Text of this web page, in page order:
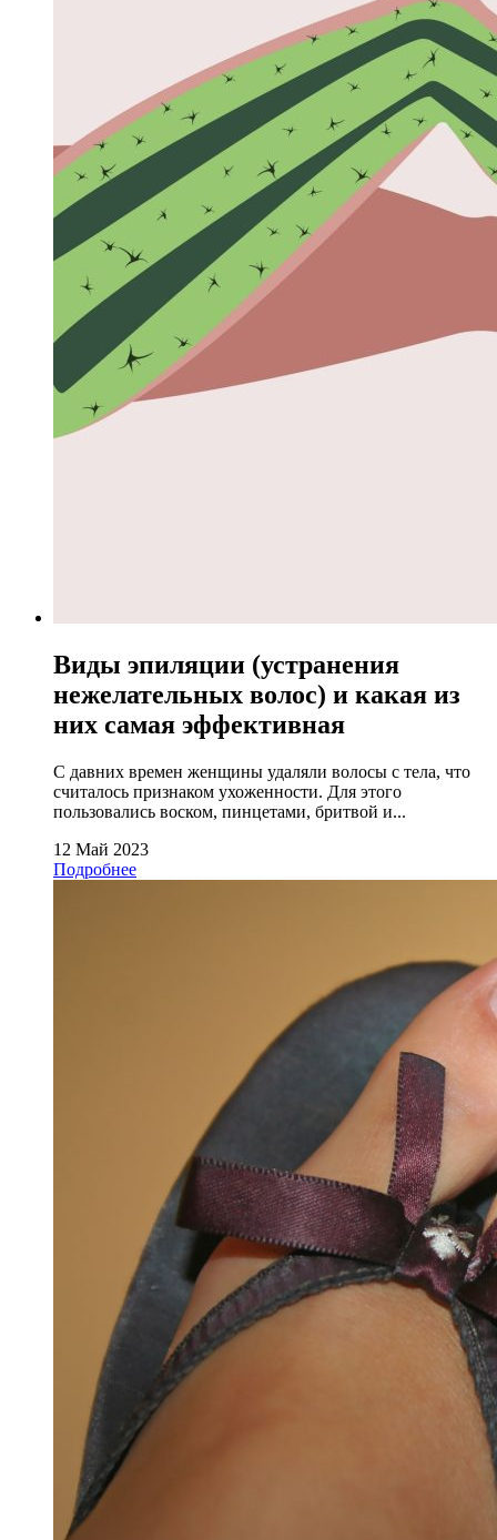
Виды эпиляции (устранения
нежелательных волос) и какая из
них самая эффективная
С давних времен женщины удаляли волосы с тела, что
считалось признаком ухоженности. Для этого
пользовались воском, пинцетами, бритвой и...
12 Май 2023
Подробнее